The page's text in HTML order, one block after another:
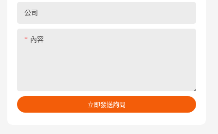
公司
內容
立即發送詢問